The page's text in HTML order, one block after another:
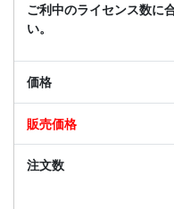
ご利中のライセンス数に
い。